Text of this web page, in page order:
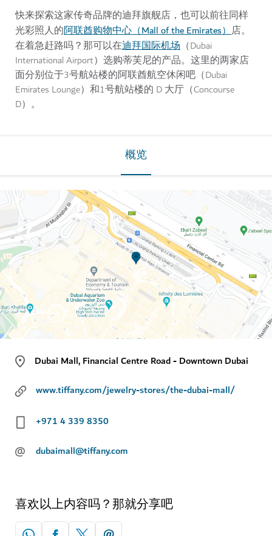
快来探索这家传奇品牌的迪拜旗舰店，也可以前往同样
光彩照人的阿联酋购物中心（Mall of the Emirates）店。
在着急赶路吗？那可以在迪拜国际机场 （Dubai
International Airport）选购蒂芙尼的产品。这里的两家店
面分别位于3号航站楼的阿联酋航空休闲吧（Dubai
Emirates Lounge）和1号航站楼的 D 大厅（Concourse
D）。
概览
Dubai Mall, Financial Centre Road - Downtown Dubai
www.tiffany.com/jewelry-stores/the-dubai-mall/
+971 4 339 8350
@ dubaimall@tiffany.com
喜欢以上内容吗？那就分享吧